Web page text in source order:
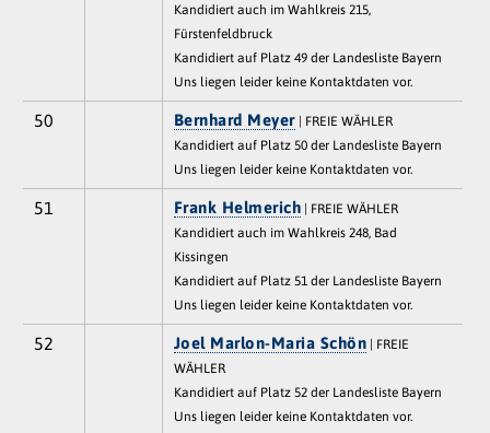
Kandidiert auch im Wahlkreis 215,
Fürstenfeldbruck
Kandidiert auf Platz 49 der Landesliste Bayern
Uns liegen leider keine Kontaktdaten vor.
50 Bernhard Meyer| FREIE WÄHLER
Kandidiert auf Platz 50 der Landesliste Bayern
Uns liegen leider keine Kontaktdaten vor.
51 Frank Helmerich | FREIE WÄHLER
Kandidiert auch im Wahlkreis 248, Bad
Kissingen
Kandidiert auf Platz 51 der Landesliste Bayern
Uns liegen leider keine Kontaktdaten vor.
52 Joel Marlon-Maria Schön | FREIE
WÄHLER
Kandidiert auf Platz 52 der Landesliste Bayern
Uns liegen leider keine Kontaktdaten vor.